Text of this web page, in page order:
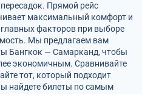
Прямой рейс
максимальный комфорт и
факторов при выборе
Мы предлагаем вам
Бангкок — Самарканд, чтобы
экономичным. Сравнивайте
тот, который подходит
найдете билеты по самым